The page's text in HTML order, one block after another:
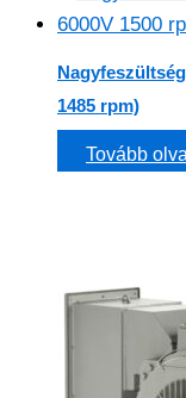
1485 rpm)
Tovább